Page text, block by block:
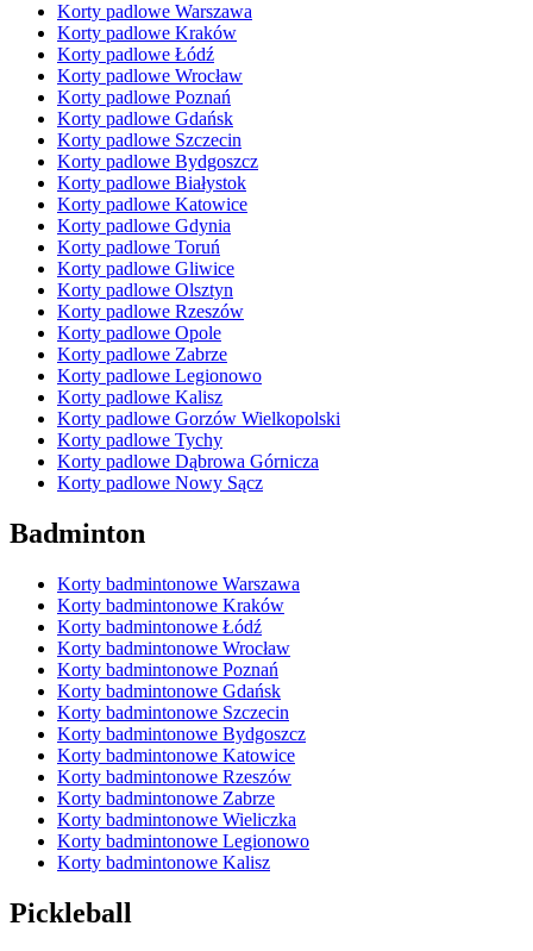
Korty padlowe Warszawa
Korty padlowe Kraków
Korty padlowe Łódź
Korty padlowe Wrocław
Korty padlowe Poznań
Korty padlowe Gdańsk
Korty padlowe Szczecin
Korty padlowe Bydgoszcz
Korty padlowe Białystok
Korty padlowe Katowice
Korty padlowe Gdynia
Korty padlowe Toruń
Korty padlowe Gliwice
Korty padlowe Olsztyn
Korty padlowe Rzeszów
Korty padlowe Opole
Korty padlowe Zabrze
Korty padlowe Legionowo
Korty padlowe Kalisz
Korty padlowe Gorzów Wielkopolski
Korty padlowe Tychy
Korty padlowe Dąbrowa Górnicza
Korty padlowe Nowy Sącz
Badminton
Korty badmintonowe Warszawa
Korty badmintonowe Kraków
Korty badmintonowe Łódź
Korty badmintonowe Wrocław
Korty badmintonowe Poznań
Korty badmintonowe Gdańsk
Korty badmintonowe Szczecin
Korty badmintonowe Bydgoszcz
Korty badmintonowe Katowice
Korty badmintonowe Rzeszów
Korty badmintonowe Zabrze
Korty badmintonowe Wieliczka
Korty badmintonowe Legionowo
Korty badmintonowe Kalisz
Pickleball